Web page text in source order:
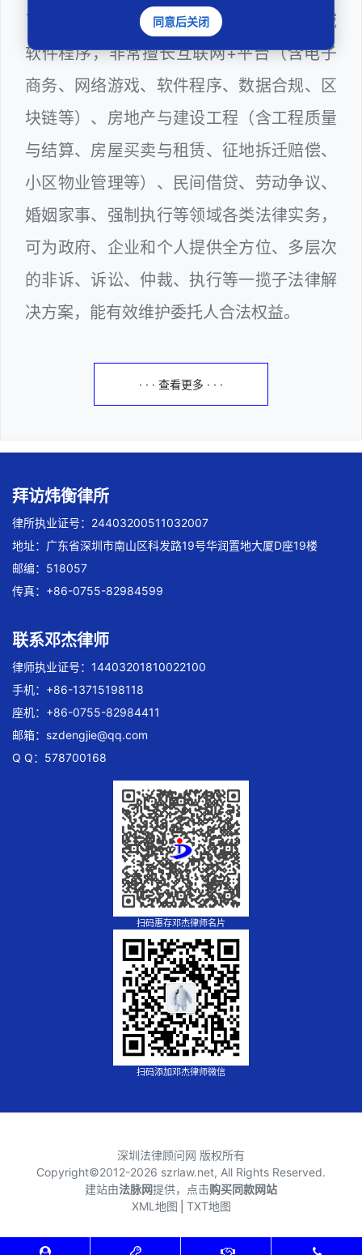
了解行政程序运行规则，颇为熟悉网络领域
软件程序，非常擅长互联网+平台（含电子
商务、网络游戏、软件程序、数据合规、区
块链等）、房地产与建设工程（含工程质量
与结算、房屋买卖与租赁、征地拆迁赔偿、
小区物业管理等）、民间借贷、劳动争议、
婚姻家事、强制执行等领域各类法律实务，
可为政府、企业和个人提供全方位、多层次
的非诉、诉讼、仲裁、执行等一揽子法律解
决方案，能有效维护委托人合法权益。
· · · 查看更多 · · ·
拜访炜衡律所
律所执业证号：24403200511032007
地址：广东省深圳市南山区科发路19号华润置地大厦D座19楼
邮编：518057
传真：+86-0755-82984599
联系邓杰律师
律师执业证号：14403201810022100
手机：+86-13715198118
座机：+86-0755-82984411
邮箱： szdengjie@qq.com
Q Q：578700168
扫码惠存邓杰律师名片
扫码添加邓杰律师微信
深圳法律顾问网 版权所有
Copyright©2012-2026 szrlaw.net, All Rights Reserved.
建站由法脉网提供，点击购买同款网站
同意后关闭
XML地图 TXT地图